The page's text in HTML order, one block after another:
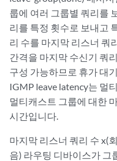
룹에 여러 그룹별 쿼리를
리를 특정 횟수로 보내고
리 수를 마지막 리스너 쿼
간격을 마지막 수신기 쿼
구성 가능하므로 휴가 대
IGMP leave latency는 멀
멀티캐스트 그룹에 대한
시간입니다.
마지막 리스너 쿼리 수 x(
음) 라우팅 디바이스가 그